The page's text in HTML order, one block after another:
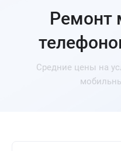
Ремонт
Средние цены на